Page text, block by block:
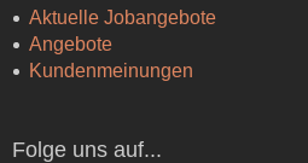
Aktuelle Jobangebote
Angebote
Kundenmeinungen
Folge uns auf...